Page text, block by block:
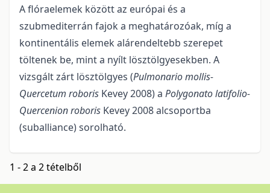
A flóraelemek között az európai és a
szubmediterrán fajok a meghatározóak, míg a
kontinentális elemek alárendeltebb sze­repet
töltenek be, mint a nyílt lösztölgyesekben. A
vizsgált zárt lösztöl­gyes (Pulmonario mollis-
Quercetum robo­ris Kevey 2008) a Polygonato latifolio-
Quercenion roboris Kevey 2008 alcsoportba
(suballiance) sorolható.
1 - 2 a 2 tételből